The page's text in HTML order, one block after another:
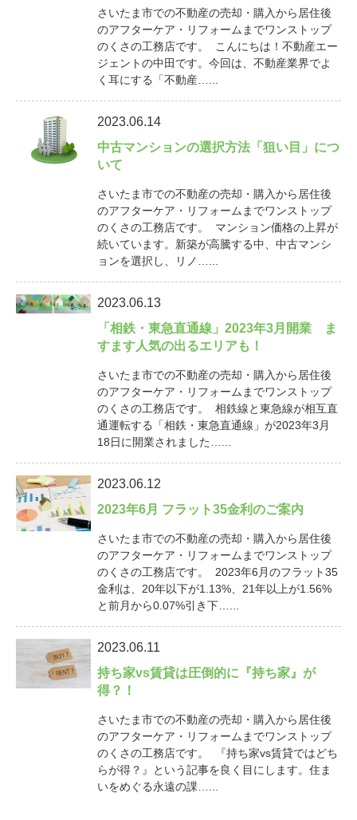
さいたま市での不動産の売却・購入から居住後
のアフターケア・リフォームまでワンストップ
のくさの工務店です。 こんにちは！不動産エー
ジェントの中田です。今回は、不動産業界でよ
く耳にする「不動産…...
2023.06.14
中古マンションの選択方法「狙い目」につ
いて
さいたま市での不動産の売却・購入から居住後
のアフターケア・リフォームまでワンストップ
のくさの工務店です。 マンション価格の上昇が
続いています。新築が高騰する中、中古マンシ
ョンを選択し、リノ…...
2023.06.13
「相鉄・東急直通線」2023年3月開業 ま
すます人気の出るエリアも！
さいたま市での不動産の売却・購入から居住後
のアフターケア・リフォームまでワンストップ
のくさの工務店です。 相鉄線と東急線が相互直
通運転する「相鉄・東急直通線」が2023年3月
18日に開業されました…...
2023.06.12
2023年6月 フラット35金利のご案内
さいたま市での不動産の売却・購入から居住後
のアフターケア・リフォームまでワンストップ
のくさの工務店です。 2023年6月のフラット35
金利は、20年以下が1.13%、21年以上が1.56%
と前月から0.07%引き下…...
2023.06.11
持ち家vs賃貸は圧倒的に『持ち家』が
得？！
さいたま市での不動産の売却・購入から居住後
のアフターケア・リフォームまでワンストップ
のくさの工務店です。 『持ち家vs賃貸ではどち
らが得？』という記事を良く目にします。住ま
いをめぐる永遠の課…...